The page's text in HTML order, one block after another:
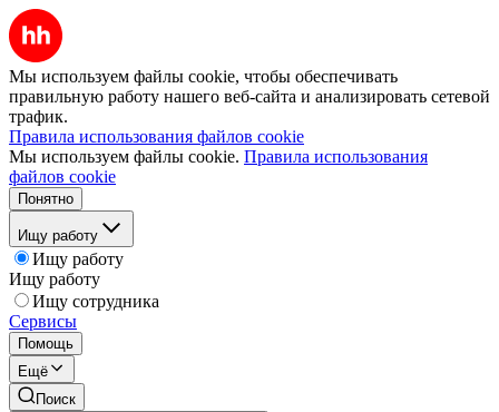
Мы используем файлы cookie, чтобы обеспечивать
правильную работу нашего веб-сайта и анализировать сетевой
трафик.
Правила использования файлов cookie
Мы используем файлы cookie. Правила использования
файлов cookie
Понятно
Ищу работу
Ищу работу
Ищу работу
Ищу сотрудника
Сервисы
Помощь
Ещё
Поиск